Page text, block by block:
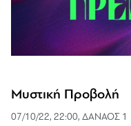
Μυστική Προβολή
07/10/22, 22:00, ΔΑΝΑΟΣ 1